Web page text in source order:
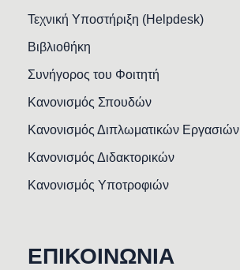
Τεχνική Υποστήριξη (Helpdesk)
Βιβλιοθήκη
Συνήγορος του Φοιτητή
Κανονισμός Σπουδών
Κανονισμός Διπλωματικών Εργασιών
Κανονισμός Διδακτορικών
Κανονισμός Υποτροφιών
ΕΠΙΚΟΙΝΩΝΙΑ